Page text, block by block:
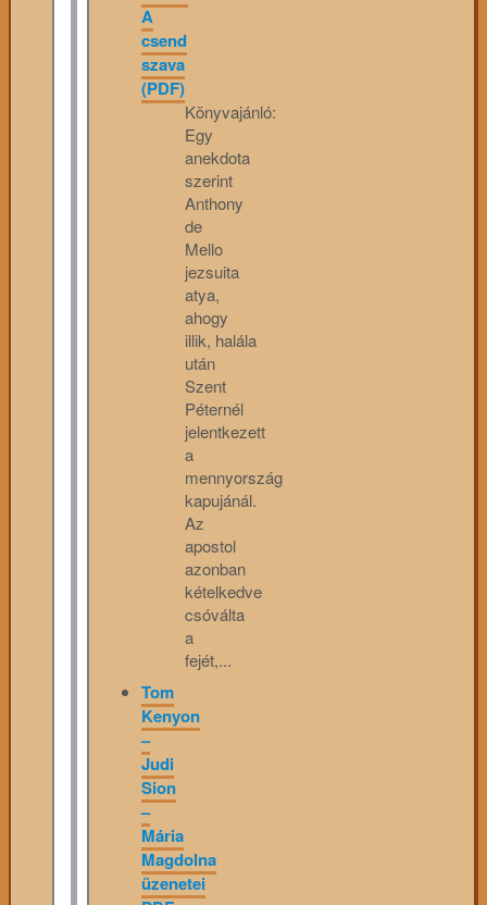
A
csend
szava
(PDF)
Könyvajánló:
Egy
anekdota
szerint
Anthony
de
Mello
jezsuita
atya,
ahogy
illik, halála
után
Szent
Péternél
jelentkezett
a
mennyország
kapujánál.
Az
apostol
azonban
kételkedve
csóválta
a
fejét,...
Tom
Kenyon
–
Judi
Sion
–
Mária
Magdolna
üzenetei